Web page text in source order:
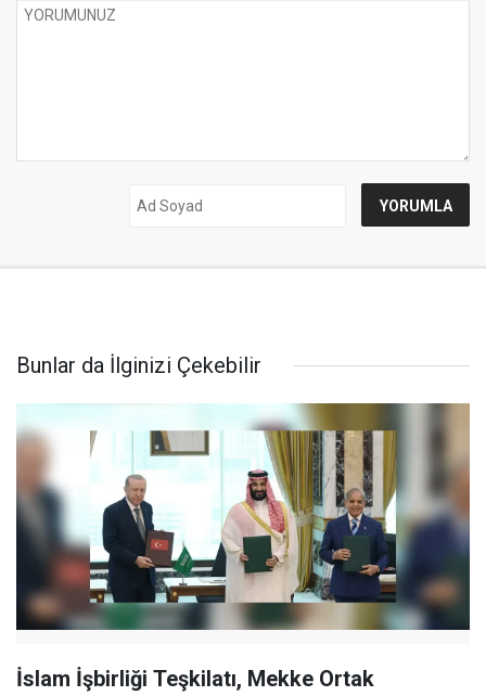
Bunlar da İlginizi Çekebilir
İslam İşbirliği Teşkilatı, Mekke Ortak